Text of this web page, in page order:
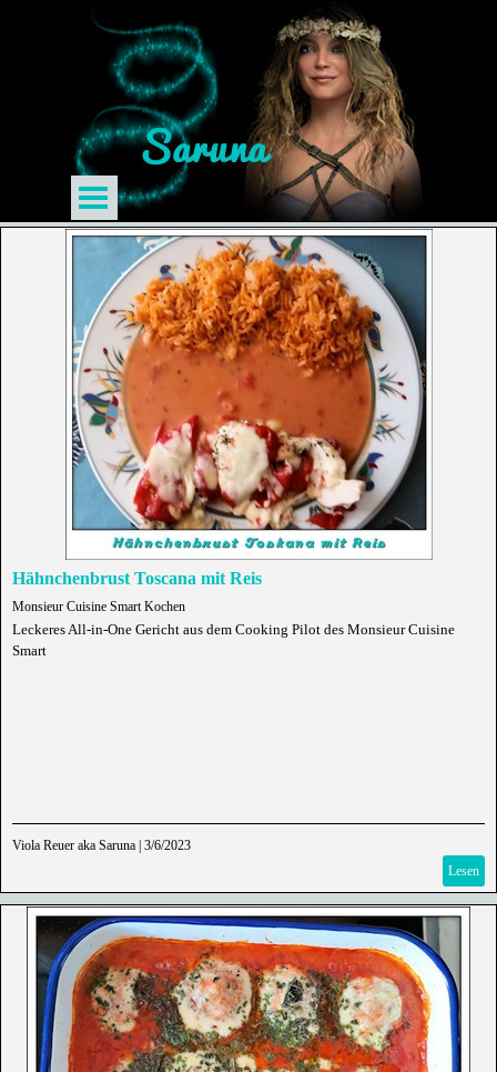
Hähnchenbrust Toscana mit Reis
Monsieur Cuisine Smart Kochen
Leckeres All-in-One Gericht aus dem Cooking Pilot des Monsieur Cuisine
Smart
Viola Reuer aka Saruna 3/6/2023
Lesen